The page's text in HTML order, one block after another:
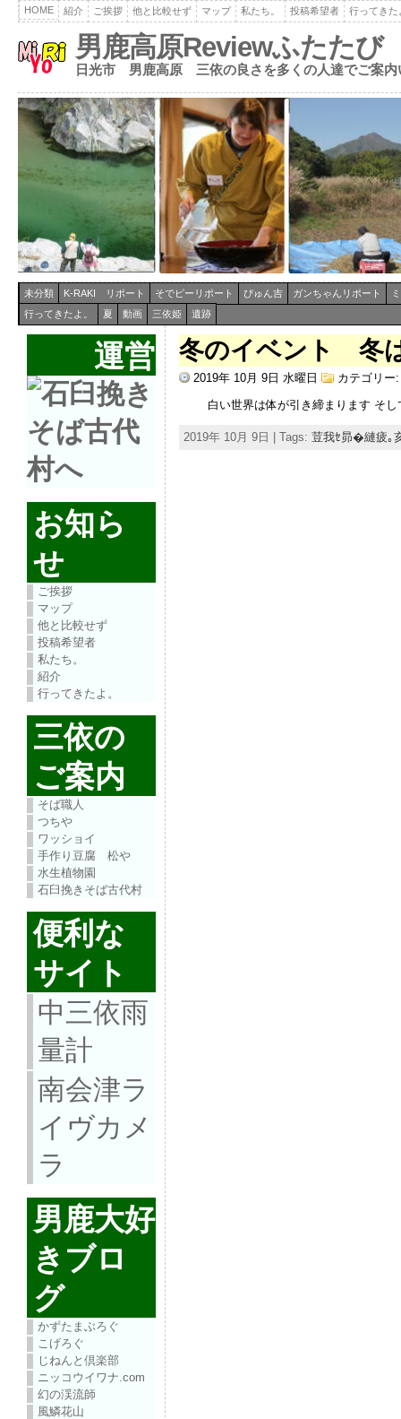
HOME 紹介 ご挨拶 他と比較せず マップ 私たち。 投稿希望者 行ってきた
男鹿高原Reviewふたたび
日光市 男鹿高原 三依の良さを多くの人達でご案
未分類 K-RAKI リポート そでピーリポート ぴゅん吉 ガンちゃんリポート
行ってきたよ。
夏 動画 三依姫 遺跡
運営
お知ら
せ
ご挨拶
マップ
他と比較せず
投稿希望者
私たち。
紹介
行ってきたよ。
三依の
ご案内
そば職人
つちや
ワッショイ
手作り豆腐 松や
水生植物園
石臼挽きそば古代村
便利な
サイト
中三依雨
量計
南会津ラ
イヴカメ
ラ
男鹿大好
きブロ
グ
かずたまぶろぐ
こげろぐ
じねんと倶楽部
ニッコウイワナ.com
幻の渓流師
風鱗花山
冬のイベント 冬
2019年 10月 9日 水曜日
カテゴリ
白い世界は体が引き締まります そ
2019年 10月 9日 | Tags: 荳我ｾ昴�縺疲｡